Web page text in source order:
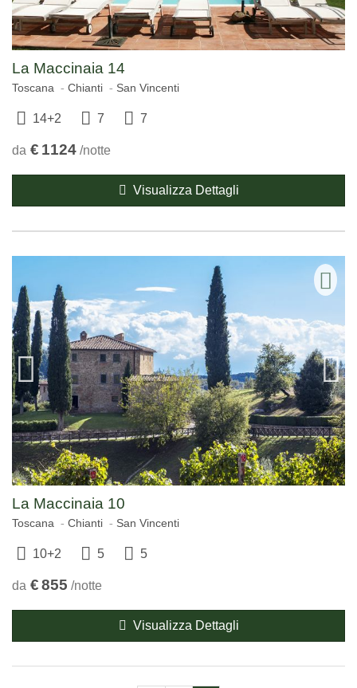
La Maccinaia 14
Toscana Chianti San Vincenti
14+2 7 7
da € 1124 /notte
Visualizza Dettagli
La Maccinaia 10
Toscana Chianti San Vincenti
10+2 5 5
da €855 /notte
Visualizza Dettagli